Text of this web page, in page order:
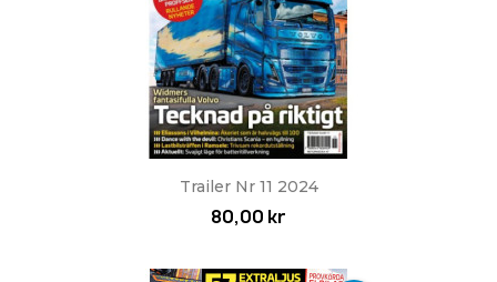
Trailer Nr 11 2024
80,00 kr